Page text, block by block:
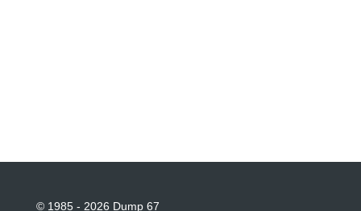
© 1985 - 2026 Dump 67